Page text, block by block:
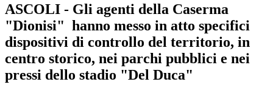
ASCOLI - Gli agenti della Caserma
"Dionisi" hanno messo in atto specifici
dispositivi di controllo del territorio, in
centro storico, nei parchi pubblici e nei
pressi dello stadio "Del Duca"